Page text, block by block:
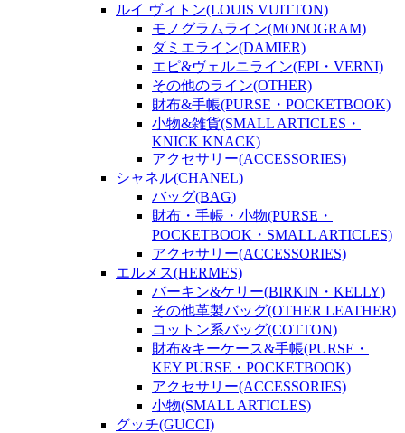
ルイ ヴィトン(LOUIS VUITTON)
モノグラムライン(MONOGRAM)
ダミエライン(DAMIER)
エピ&ヴェルニライン(EPI・VERNI)
その他のライン(OTHER)
財布&手帳(PURSE・POCKETBOOK)
小物&雑貨(SMALL ARTICLES・
KNICK KNACK)
アクセサリー(ACCESSORIES)
シャネル(CHANEL)
バッグ(BAG)
財布・手帳・小物(PURSE・
POCKETBOOK・SMALL ARTICLES)
アクセサリー(ACCESSORIES)
エルメス(HERMES)
バーキン&ケリー(BIRKIN・KELLY)
その他革製バッグ(OTHER LEATHER)
コットン系バッグ(COTTON)
財布&キーケース&手帳(PURSE・
KEY PURSE・POCKETBOOK)
アクセサリー(ACCESSORIES)
小物(SMALL ARTICLES)
グッチ(GUCCI)